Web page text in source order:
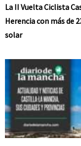
La II Vuelta Ciclista
Herencia con más de
solar